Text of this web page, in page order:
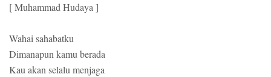
[ Muhammad Hudaya ]
Wahai sahabatku
Dimanapun kamu berada
Kau akan selalu menjaga